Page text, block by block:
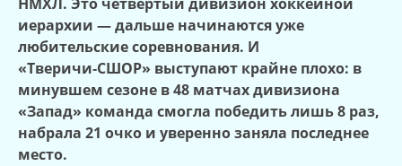
иерархии — дальше начинаются уже
любительские соревнования. И
«Тверичи‑СШОР» выступают крайне плохо: в
минувшем сезоне в 48 матчах дивизиона
«Запад» команда смогла победить лишь 8 раз,
набрала 21 очко и уверенно заняла последнее
место.